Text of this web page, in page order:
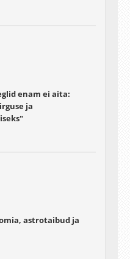
enam ei aita:
ja
astrotaibud ja